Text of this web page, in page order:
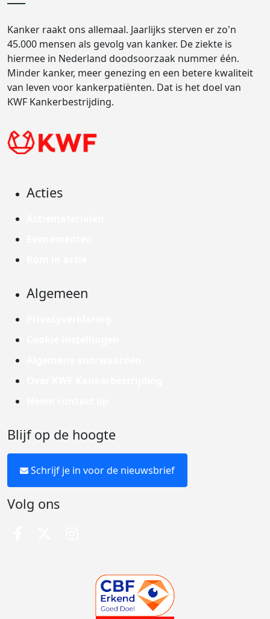
Kanker raakt ons allemaal. Jaarlijks sterven er zo'n
45.000 mensen als gevolg van kanker. De ziekte is
hiermee in Nederland doodsoorzaak nummer één.
Minder kanker, meer genezing en een betere kwaliteit
van leven voor kankerpatiënten. Dat is het doel van
KWF Kankerbestrijding.
Acties
Algemeen
Blijf op de hoogte
Schrijf je in voor de nieuwsbrief
Volg ons